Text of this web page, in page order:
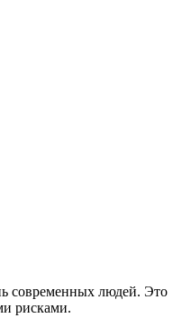
современных людей. Это
рисками.